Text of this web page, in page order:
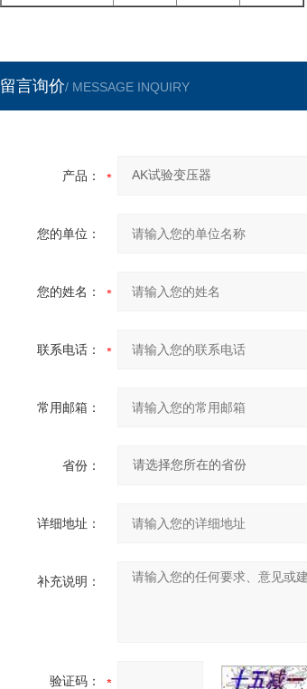
留言询价/ MESSAGE INQUIRY
产品：
您的单位：
您的姓名：
联系电话：
常用邮箱：
省份：
详细地址：
补充说明：
验证码：